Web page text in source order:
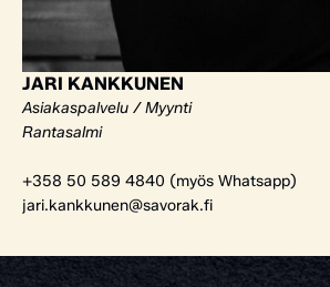
JARI KANKKUNEN
Asiakaspalvelu / Myynti
Rantasalmi
+358 50 589 4840 (myös Whatsapp)
jari.kankkunen@savorak.fi